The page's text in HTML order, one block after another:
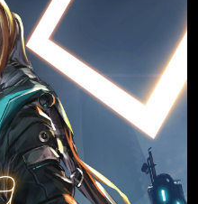
假面騎士ZEZTZ》第十
聽
watch?
ル・レダ 等多人 腐蝕